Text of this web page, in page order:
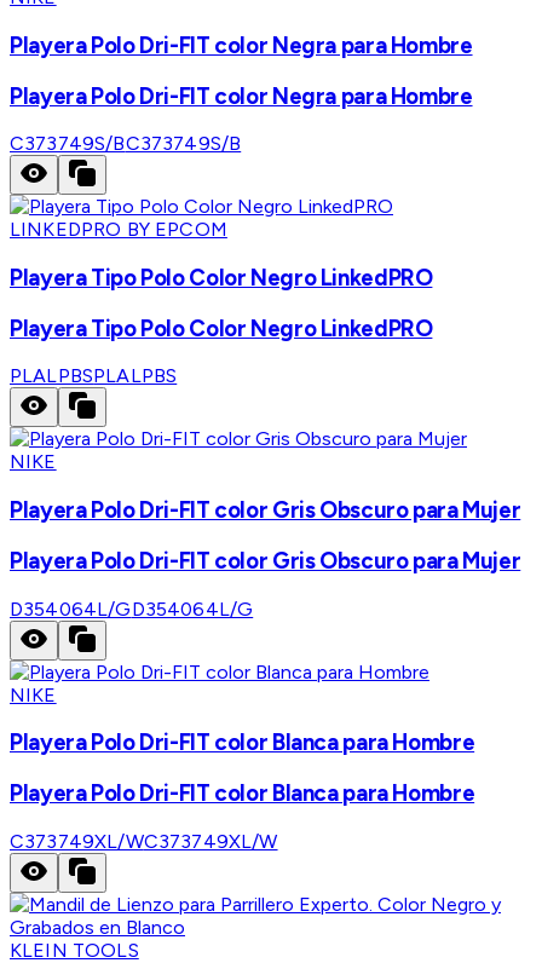
Playera Polo Dri-FIT color Negra para Hombre
Playera Polo Dri-FIT color Negra para Hombre
C373749S/BC373749S/B
LINKEDPRO BY EPCOM
Playera Tipo Polo Color Negro LinkedPRO
Playera Tipo Polo Color Negro LinkedPRO
PLALPBSPLALPBS
NIKE
Playera Polo Dri-FIT color Gris Obscuro para Mujer
Playera Polo Dri-FIT color Gris Obscuro para Mujer
D354064L/GD354064L/G
NIKE
Playera Polo Dri-FIT color Blanca para Hombre
Playera Polo Dri-FIT color Blanca para Hombre
C373749XL/WC373749XL/W
KLEIN TOOLS